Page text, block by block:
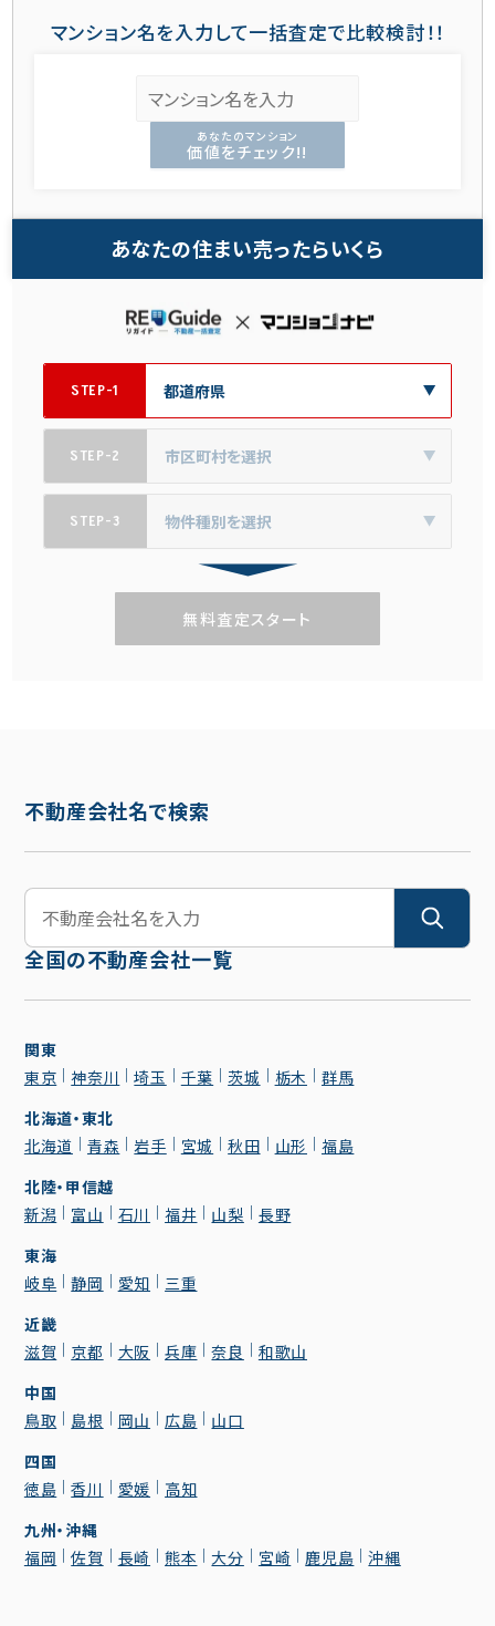
マンション名を入力して一括査定で比較検討！！
あなたのマンション
価値をチェック!!
あなたの住まい売ったらいくら
STEP-1
STEP-2
STEP-3
無料査定スタート
不動産会社名で検索
全国の不動産会社一覧
関東
東京
神奈川 埼玉 千葉 茨城 栃木
群馬
北海道・東北
北海道
青森 岩手 宮城 秋田 山形
福島
北陸・甲信越
新潟
富山 石川 福井 山梨
長野
東海
岐阜
静岡 愛知
三重
近畿
滋賀
京都 大阪 兵庫 奈良
和歌山
中国
鳥取
島根 岡山 広島
山口
四国
徳島
香川 愛媛
高知
九州・沖縄
福岡
佐賀 長崎 熊本 大分 宮崎 鹿児島 沖縄